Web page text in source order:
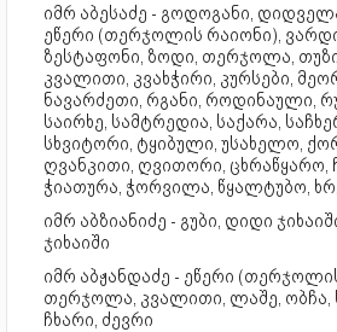
იმრ აბესაძე - გოდოგანი,
ეწერი (თერჯოლის რაიონი),
ზესტაფონი, ზოდი, თერჯოლა,
კვალითი, კვახჭირი, კურსები,
ნავარძეთი, რგანი, როდინაული,
საირხე, სამტრედია, საქარა,
სხვიტორი, ტყიბული, უსახელო,
ღვანკითი, ღვითორი, ცხრაწყარო,
ჭიათურა, ჭორვილა, წყალტუბო,
იმრ აბზიანიძე - გუბი, დიდი
ჯიხაიში
იმრ აბჟანდაძე - ეწერი
თერჯოლა, კვალითი, ლაშე, ობჩა,
ჩხარი, ძევრი